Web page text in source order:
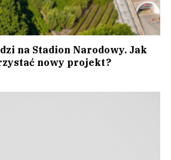
na Stadion Narodowy. Jak
nowy projekt?